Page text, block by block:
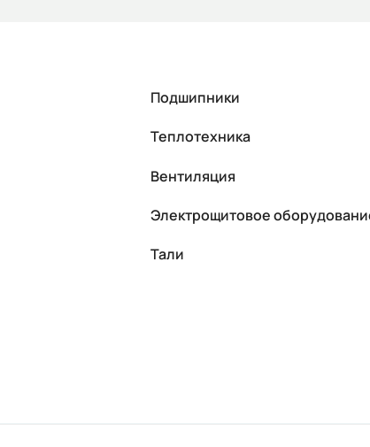
Подшипники
Теплотехника
Вентиляция
Электрощитовое
Тали